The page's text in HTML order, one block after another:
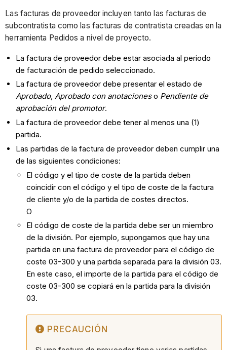
Las facturas de proveedor incluyen tanto las facturas de
subcontratista como las facturas de contratista creadas en la
herramienta Pedidos a nivel de proyecto.
La factura de proveedor debe estar asociada al periodo
de facturación de pedido seleccionado.
La factura de proveedor debe presentar el estado de
Aprobado,Aprobado con anotacioneso Pendiente de
aprobación del promotor.
La factura de proveedor debe tener al menos una (1)
partida.
Las partidas de la factura de proveedor deben cumplir una
de las siguientes condiciones:
El código y el tipo de coste de la partida deben
coincidir con el código y el tipo de coste de la factura
de cliente y/o de la partida de costes directos.
O
El código de coste de la partida debe ser un miembro
de la división. Por ejemplo, supongamos que hay una
partida en una factura de proveedor para el código de
coste 03-300 y una partida separada para la división 03.
En este caso, el importe de la partida para el código de
coste 03-300 se copiará en la partida para la división
03.
PRECAUCIÓN